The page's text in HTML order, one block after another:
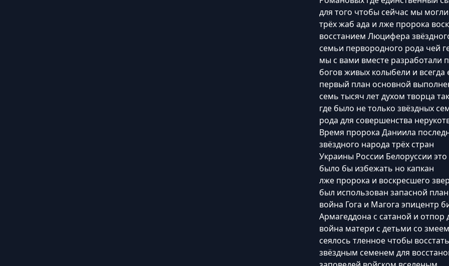
для того чтобы сейчас мы
трёх жаб ада и лже пророка
восстанием Люцифера
семьи первородного рода чей
мы с вами вместе разработали
богов живых колыбели и всегда
первый план основной
семь тысяч лет духом творца
где было не только звёздных
рода для совершенства
Время пророка Даниила
звёздного народа трёх стран
Украины России Белоруссии
было бы избежать но капкан
лже пророка и воскресшего
был использован запасной план
война Гога и Магога эпицентр
Армагеддона с сатаной и отпор
война матери с детьми со
сеялось тленное чтобы
звёздным семенем для